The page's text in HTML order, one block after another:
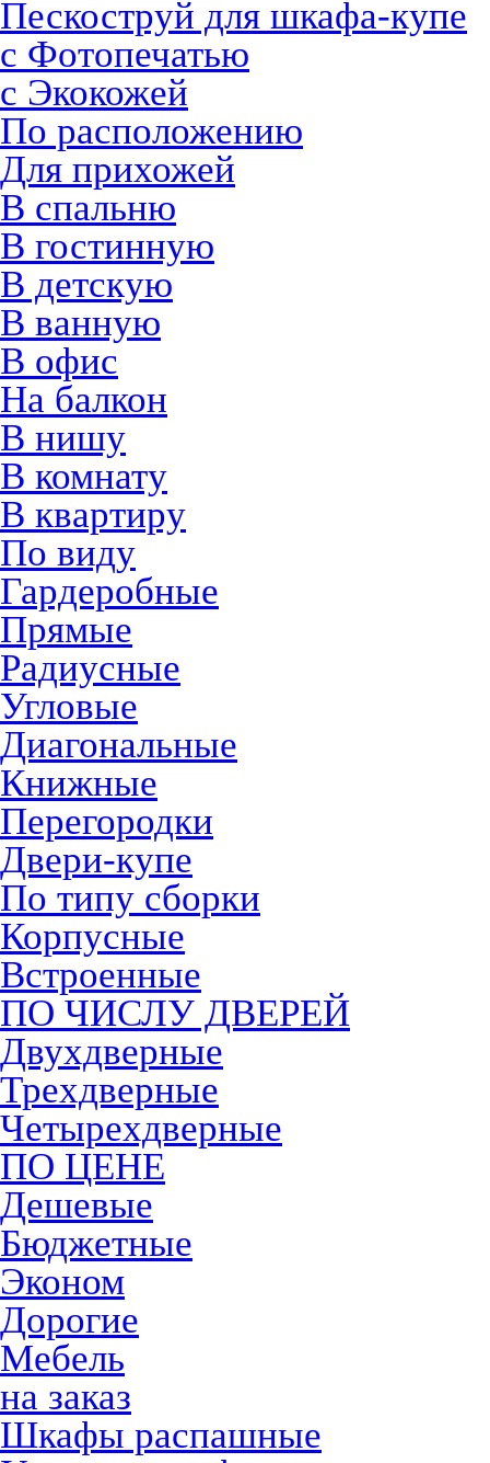
Пескоструй для шкафа-купе
с Фотопечатью
с Экокожей
По расположению
Для прихожей
В спальню
В гостинную
В детскую
В ванную
В офис
На балкон
В нишу
В комнату
В квартиру
По виду
Гардеробные
Прямые
Радиусные
Угловые
Диагональные
Книжные
Перегородки
Двери-купе
По типу сборки
Корпусные
Встроенные
ПО ЧИСЛУ ДВЕРЕЙ
Двухдверные
Трехдверные
Четырехдверные
ПО ЦЕНЕ
Дешевые
Бюджетные
Эконом
Дорогие
Мебель
на заказ
Шкафы распашные